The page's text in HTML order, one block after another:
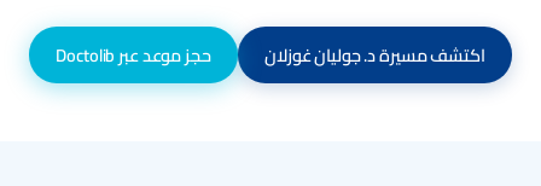
اكتشف مسيرة د. جوليان غوزلان حجز موعد عبر Doctolib